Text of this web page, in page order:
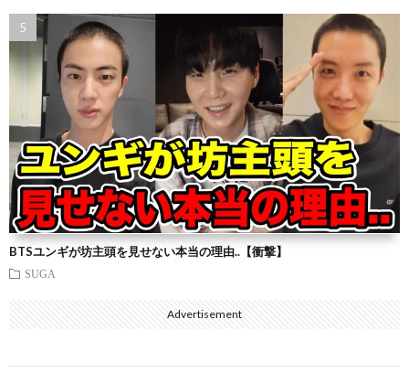
BTSユンギが坊主頭を見せない本当の理由..【衝撃】
SUGA
Advertisement